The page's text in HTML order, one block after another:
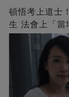
頓悟考上道士
生 法會上「當